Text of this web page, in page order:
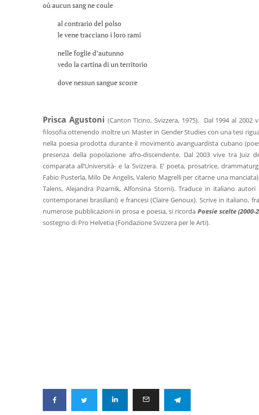
où aucun sang ne coule
al contrario del polso
le vene tracciano i loro rami
nelle foglie d’autunno
vedo la cartina di un territorio
dove nessun sangue scorre
Prisca Agustoni (Canton Ticino, Svizzera, 1975). Dal 1994 al
filosofia ottenendo inoltre un Master in Gender Studies con una tesi
nella poesia prodotta durante il movimento avanguardista cubano
presenza della popolazione afro-discendente. Dal 2003 vive tra Juiz
comparata all’Università- e la Svizzera. E’ poeta, prosatrice,
Fabio Pusterla, Milo De Angelis, Valerio Magrelli per citarne una
Talens, Alejandra Pizarnik, Alfonsina Storni). Traduce in italiano
contemporanei brasiliani) e francesi (Claire Genoux). Scrive in italiano,
numerose pubblicazioni in prosa e poesia, si ricorda Poesie scelte (2000-
sostegno di Pro Helvetia (Fondazione Svizzera per le Arti).